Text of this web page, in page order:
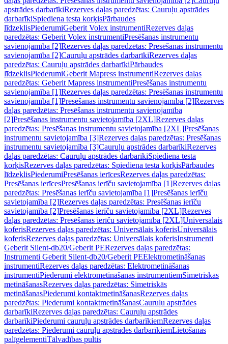
apstrādes darbarīkiRezerves daļas paredzētas: Cauruļu apstrādes
darbarīkiSpiediena testa korķisPārbaudes
līdzeklisPiederumiGeberit Volex instrumentiRezerves daļas
paredzētas: Geberit Volex instrumentiPresēšanas instrumentu
savienojamība [2]Rezerves daļas paredzētas: Presēšanas instrumentu
savienojamība [2]Cauruļu apstrādes darbarīkiRezerves daļas
paredzētas: Cauruļu apstrādes darbarīkiPārbaudes
līdzeklisPiederumiGeberit Mapress instrumentiRezerves daļas
paredzētas: Geberit Mapress instrumentiPresēšanas instrumentu
savienojamība [1]Rezerves daļas paredzētas: Presēšanas instrumentu
savienojamība [1]Presēšanas instrumentu savienojamība [2]Rezerves
daļas paredzētas: Presēšanas instrumentu savienojamība
[2]Presēšanas instrumentu savietojamība [2XL]Rezerves daļas
paredzētas: Presēšanas instrumentu savietojamība [2XL]Presēšanas
instrumentu savietojamība [3]Rezerves daļas paredzētas: Presēšanas
instrumentu savietojamība [3]Cauruļu apstrādes darbarīkiRezerves
daļas paredzētas: Cauruļu apstrādes darbarīkiSpiediena testa
korķisRezerves daļas paredzētas: Spiediena testa korķisPārbaudes
līdzeklisPiederumiPresēšanas ierīcesRezerves daļas paredzētas:
Presēšanas ierīcesPresēšanas ierīču savietojamība [1]Rezerves daļas
paredzētas: Presēšanas ierīču savietojamība [1]Presēšanas ierīču
savietojamība [2]Rezerves daļas paredzētas: Presēšanas ierīču
savietojamība [2]Presēšanas ierīču savietojamība [2XL]Rezerves
daļas paredzētas: Presēšanas ierīču savietojamība [2XL]Universālais
koferisRezerves daļas paredzētas: Universālais koferisUniversālais
koferisRezerves daļas paredzētas: Universālais koferisInstrumenti
Geberit Silent-db20/Geberit PERezerves daļas paredzētas:
Instrumenti Geberit Silent-db20/Geberit PEElektrometināšanas
instrumentiRezerves daļas paredzētas: Elektrometināšanas
instrumentiPiederumi elektrometināšanas instrumentiemSimetriskās
metināšanasRezerves daļas paredzētas: Simetriskās
metināšanasPiederumi kontaktmetināšanasRezerves daļas
paredzētas: Piederumi kontaktmetināšanasCauruļu apstrādes
darbarīkiRezerves daļas paredzētas: Cauruļu apstrādes
darbarīkiPiederumi cauruļu apstrādes darbarīkiemRezerves daļas
paredzētas: Piederumi cauruļu apstrādes darbarīkiemLietošanas
palīgelementiTālvadības pultis